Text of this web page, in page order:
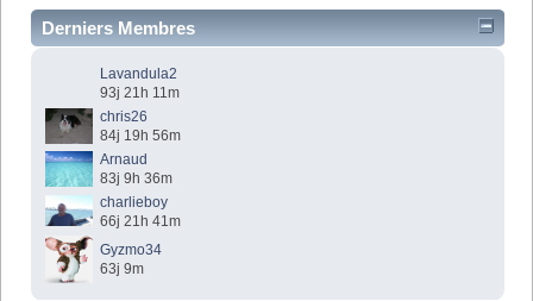
Derniers Membres
Lavandula2
93j 21h 11m
chris26
84j 19h 56m
Arnaud
83j 9h 36m
charlieboy
66j 21h 41m
Gyzmo34
63j 9m